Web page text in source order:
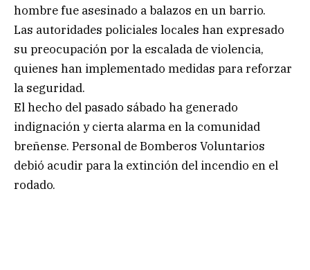
hombre fue asesinado a balazos en un barrio.
Las autoridades policiales locales han expresado
su preocupación por la escalada de violencia,
quienes han implementado medidas para reforzar
la seguridad.
El hecho del pasado sábado ha generado
indignación y cierta alarma en la comunidad
breñense. Personal de Bomberos Voluntarios
debió acudir para la extinción del incendio en el
rodado.